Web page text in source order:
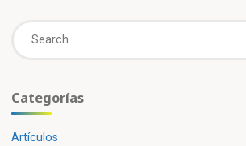
transgénica»
Categorías
Artículos